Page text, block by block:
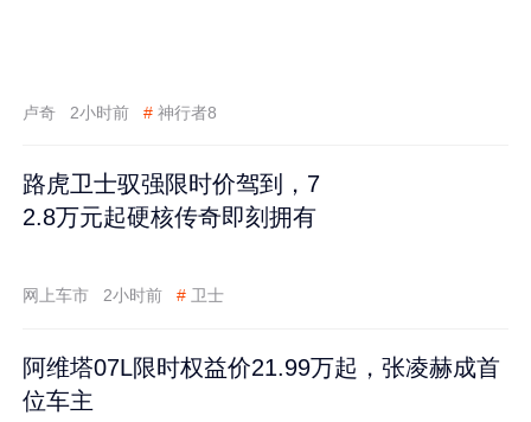
卢奇 2小时前 # 神行者8
路虎卫士驭强限时价驾到，7
2.8万元起硬核传奇即刻拥有
网上车市 2小时前 # 卫士
阿维塔07L限时权益价21.99万起，张凌赫成首
位车主